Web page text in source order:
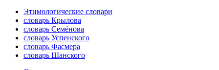
Этимологические словари
словарь Крылова
словарь Семёнова
словарь Успенского
словарь Фасмера
словарь Шанского